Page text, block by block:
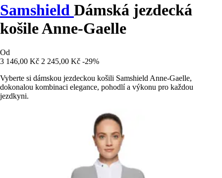
Samshield Dámská jezdecká
košile Anne-Gaelle
Od
3 146,00 Kč 2 245,00 Kč -29%
Vyberte si dámskou jezdeckou košili Samshield Anne-Gaelle,
dokonalou kombinaci elegance, pohodlí a výkonu pro každou
jezdkyni.